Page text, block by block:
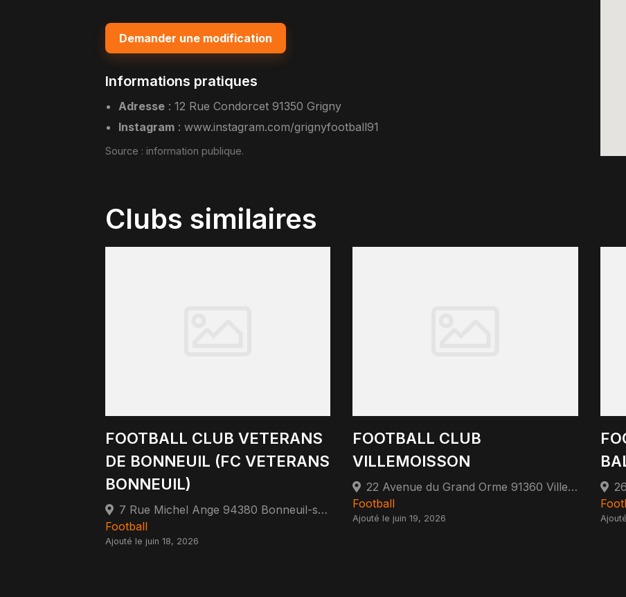
Demander une modification
Informations pratiques
Adresse :12 Rue Condorcet 91350 Grigny
Instagram :www.instagram.com/grignyfootball91
Source : information publique.
Clubs similaires
FOOTBALL CLUB VETERANS
DE BONNEUIL (FC VETERANS
BONNEUIL)
7 Rue Michel Ange 94380 Bonneuil-sur-Marne
Football
Ajouté le juin 18, 2026
FOOTBALL CLUB
VILLEMOISSON
22 Avenue du Grand Orme 91360 Villemoisson-sur-Orge
Football
Ajouté le juin 19, 2026